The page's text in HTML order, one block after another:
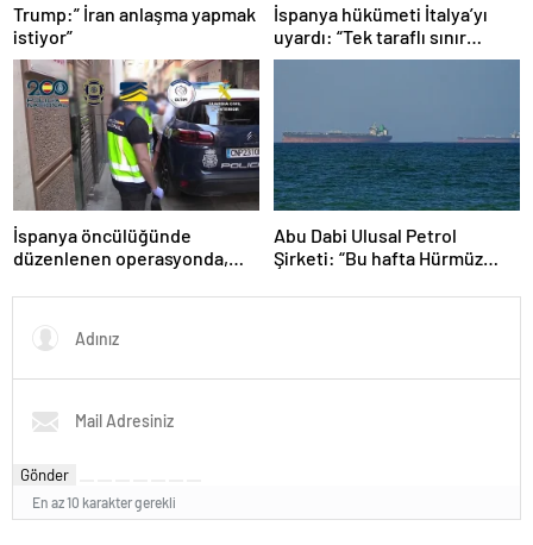
Trump:” İran anlaşma yapmak
istiyor”
İspanya hükümeti İtalya’yı
uyardı: “Tek taraflı sınır
kontrolünü kaldırın”
İspanya öncülüğünde
düzenlenen operasyonda,
şebekesi çökertildi
Abu Dabi Ulusal Petrol
Şirketi: “Bu hafta Hürmüz
saldırıya uğradı”
Gönder
En az 10 karakter gerekli